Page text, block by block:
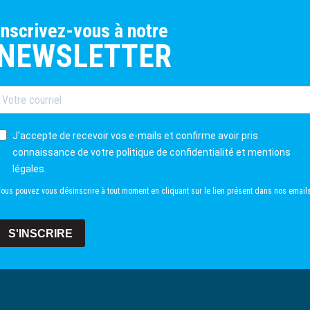
vous à notre
J'accepte de recevoir vos e-mails et confirme avoir pris
connaissance de votre politique de confidentialité et mentions
légales.
pouvez vous désinscrire à tout moment en cliquant sur le lien présent dans nos
S'INSCRIRE